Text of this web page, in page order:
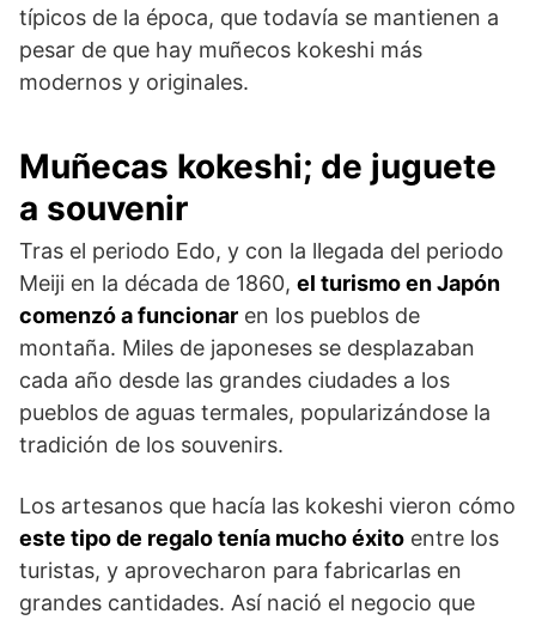
típicos de la época, que todavía se mantienen a
pesar de que hay muñecos kokeshi más
modernos y originales.
Muñecas kokeshi; de juguete
a souvenir
Tras el periodo Edo, y con la llegada del periodo
Meiji en la década de 1860, el turismo en Japón
comenzó a funcionar en los pueblos de
montaña. Miles de japoneses se desplazaban
cada año desde las grandes ciudades a los
pueblos de aguas termales, popularizándose la
tradición de los souvenirs.
Los artesanos que hacía las kokeshi vieron cómo
este tipo de regalo tenía mucho éxito entre los
turistas, y aprovecharon para fabricarlas en
grandes cantidades. Así nació el negocio que